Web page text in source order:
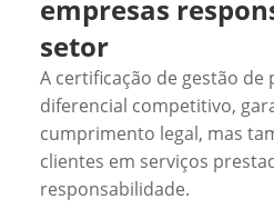
empresas
setor
A certificação de gestão de
diferencial competitivo,
cumprimento legal, mas
clientes em serviços
responsabilidade.